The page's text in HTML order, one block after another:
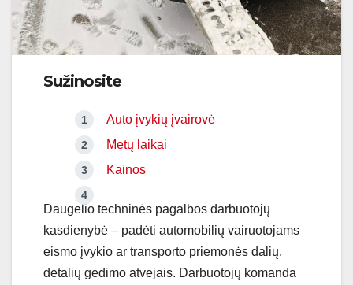
Sužinosite
Auto įvykių įvairovė
Metų laikai
Kainos
Daugelio techninės pagalbos darbuotojų
kasdienybė – padėti automobilių vairuotojams
eismo įvykio ar transporto priemonės dalių,
detalių gedimo atvejais. Darbuotojų komanda